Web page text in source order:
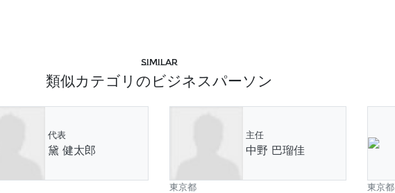
Similar
類似カテゴリのビジネスパーソン
代表
黛 健太郎
主任
中野 巴瑠佳
東京都 東京都